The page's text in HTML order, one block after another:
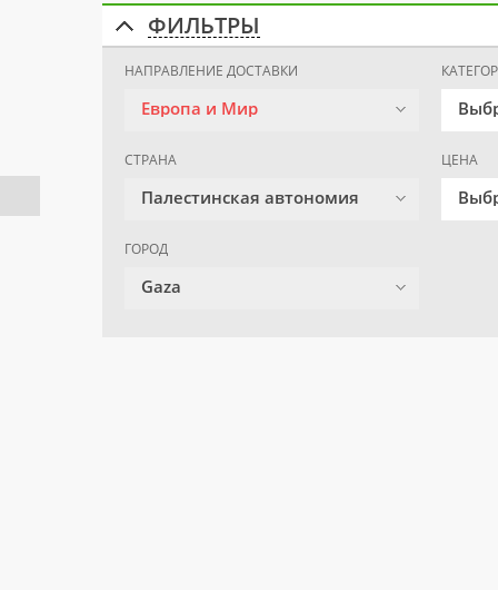
ФИЛЬТРЫ
НАПРАВЛЕНИЕ ДОСТАВКИ
Европа и Мир
СТРАНА
Палестинская автономия
ГОРОД
Gaza
ЦЕНА